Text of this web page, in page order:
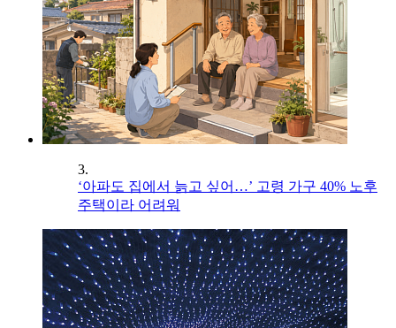
3.
‘아파도 집에서 늙고 싶어…’ 고령 가구 40% 노후
주택이라 어려워